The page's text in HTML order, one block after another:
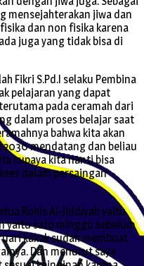
mensejahterakan jiwa dan
dan non fisika karena
juga yang tidak bisa di
Fikri S.Pd.I selaku Pembina
pelajaran yang dapat
pada ceramah dari
dalam proses belajar saat
bahwa kita akan
mendatang dan beliau
supaya kita nanti bisa
dalam persaingan
Rohis Al-Jiddiyah yaitu
yaitu satu minggu sebelum
kakak sudah membuat
Dan menurut saya